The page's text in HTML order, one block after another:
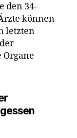
den 34-
können
letzten